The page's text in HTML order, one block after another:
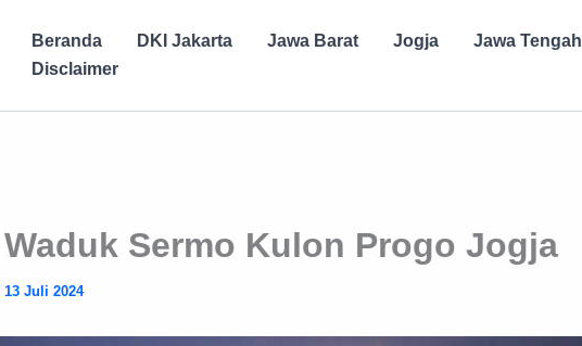
Beranda DKI Jakarta Jawa Barat Jogja Jawa Tengah
Disclaimer
Sermo Kulon Progo Jogja
13 Juli 2024